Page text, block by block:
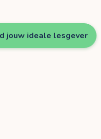
jouw ideale lesgever